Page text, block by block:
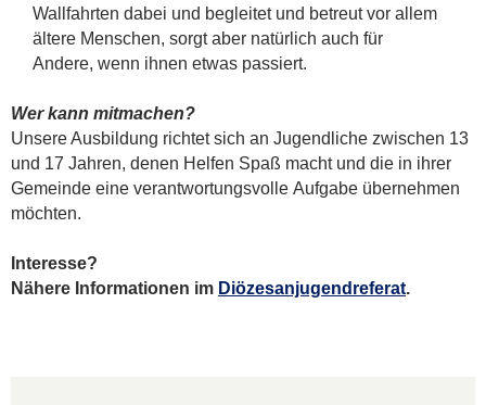
Wallfahrten dabei und begleitet und betreut vor allem
ältere Menschen, sorgt aber natürlich auch für
Andere, wenn ihnen etwas passiert.
Wer kann mitmachen?
Unsere Ausbildung richtet sich an Jugendliche zwischen 13
und 17 Jahren, denen Helfen Spaß macht und die in ihrer
Gemeinde eine verantwortungsvolle Aufgabe übernehmen
möchten.
Interesse?
Nähere Informationen im Diözesanjugendreferat.